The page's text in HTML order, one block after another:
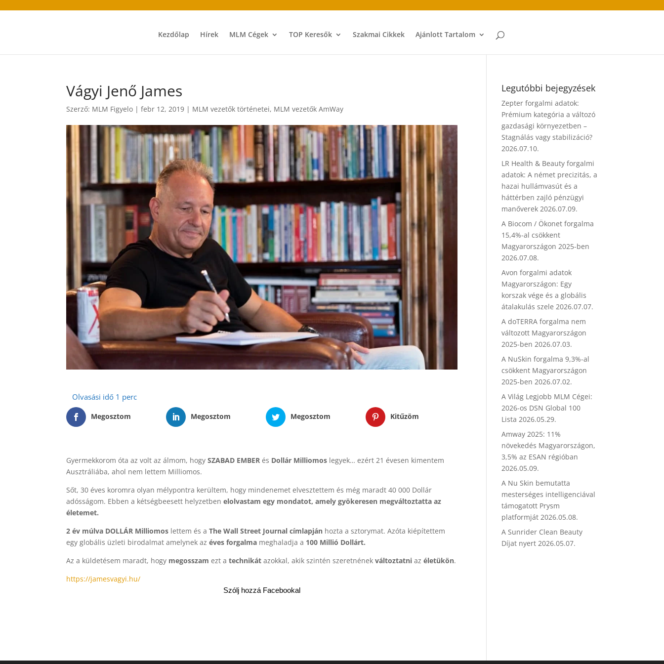
Kezdőlap Hírek MLM Cégek TOP Keresők Szakmai Cikkek Ajánlott Tartalom
Vágyi Jenő James
Szerző: MLM Figyelo |febr 12, 2019 | MLM vezetők történetei, MLM vezetők AmWay
Megosztom Megosztom Megosztom Kitűzöm
Gyermekkorom óta az volt az álmom, hogySZABAD EMBER és Dollár Milliomos legyek… ezért 21 évesen kimentem
Ausztráliába, ahol nem lettem Milliomos.
Sőt, 30 éves koromra olyan mélypontra kerültem, hogy mindenemet elvesztettem és még maradt 40 000 Dollár
adósságom. Ebben a kétségbeesett helyzetbenelolvastam egy mondatot, amely gyökeresen megváltoztatta az
életemet.
2 év múlva DOLLÁR Milliomos lettem és aThe Wall Street Journal címlapján hozta a sztorymat. Azóta kiépítettem
egy globális üzleti birodalmat amelynek azéves forgalma meghaladja a 100 Millió Dollárt.
Az a küldetésem maradt, hogy megosszam ezt atechnikát azokkal, akik szintén szeretnénekváltoztatni azéletükön.
https://jamesvagyi.hu/
Szólj hozzá Facebookal
Legutóbbi bejegyzések
Zepter forgalmi adatok:
Prémium kategória a változó
gazdasági környezetben –
Stagnálás vagy stabilizáció?
2026.07.10.
LR Health & Beauty forgalmi
adatok: A német precizitás, a
hazai hullámvasút és a
háttérben zajló pénzügyi
manőverek 2026.07.09.
A Biocom / Ökonet forgalma
15,4%-al csökkent
Magyarországon 2025-ben
2026.07.08.
Avon forgalmi adatok
Magyarországon: Egy
korszak vége és a globális
átalakulás szele 2026.07.07.
A doTERRA forgalma nem
változott Magyarországon
2025-ben 2026.07.03.
A NuSkin forgalma 9,3%-al
csökkent Magyarországon
2025-ben 2026.07.02.
A Világ Legjobb MLM Cégei:
2026-os DSN Global 100
Lista 2026.05.29.
Amway 2025: 11%
növekedés Magyarországon,
3,5% az ESAN régióban
2026.05.09.
A Nu Skin bemutatta
mesterséges intelligenciával
támogatott Prysm
platformját 2026.05.08.
A Sunrider Clean Beauty
Díjat nyert 2026.05.07.